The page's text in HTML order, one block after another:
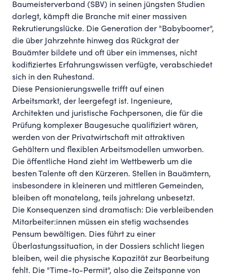
Baumeisterverband (SBV) in seinen jüngsten Studien
darlegt, kämpft die Branche mit einer massiven
Rekrutierungslücke. Die Generation der "Babyboomer",
die über Jahrzehnte hinweg das Rückgrat der
Bauämter bildete und oft über ein immenses, nicht
kodifiziertes Erfahrungswissen verfügte, verabschiedet
sich in den Ruhestand.
Diese Pensionierungswelle trifft auf einen
Arbeitsmarkt, der leergefegt ist. Ingenieure,
Architekten und juristische Fachpersonen, die für die
Prüfung komplexer Baugesuche qualifiziert wären,
werden von der Privatwirtschaft mit attraktiven
Gehältern und flexiblen Arbeitsmodellen umworben.
Die öffentliche Hand zieht im Wettbewerb um die
besten Talente oft den Kürzeren. Stellen in Bauämtern,
insbesondere in kleineren und mittleren Gemeinden,
bleiben oft monatelang, teils jahrelang unbesetzt.
Die Konsequenzen sind dramatisch: Die verbleibenden
Mitarbeiter:innen müssen ein stetig wachsendes
Pensum bewältigen. Dies führt zu einer
Überlastungssituation, in der Dossiers schlicht liegen
bleiben, weil die physische Kapazität zur Bearbeitung
fehlt. Die "Time-to-Permit", also die Zeitspanne von